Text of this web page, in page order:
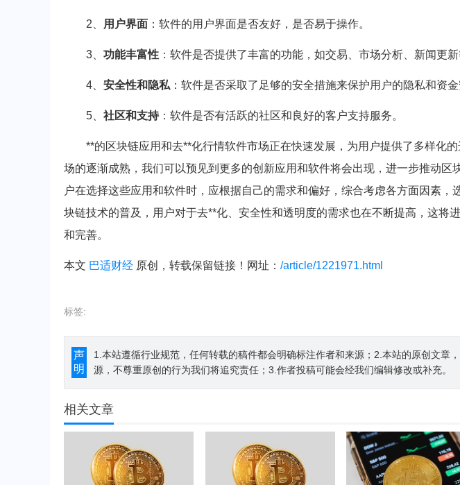
2、 用户界面 ：软件的用户界面是否友好，是否易于操作。
3、 功能丰富性 ：软件是否提供了丰富的功能，如交易、市场分析、新闻更新
4、 安全性和隐私 ：软件是否采取了足够的安全措施来保护用户的隐私和资金
5、 社区和支持：软件是否有活跃的社区和良好的客户支持服务。
**的区块链应用和去**化行情软件市场正在快速发展，为用户提供了多样化
场的逐渐成熟，我们可以预见到更多的创新应用和软件将会出现，进一步推动区
户在选择这些应用和软件时，应根据自己的需求和偏好，综合考虑各方面因素，
块链技术的普及，用户对于去**化、安全性和透明度的需求也在不断提高，这将
和完善。
本文 巴适财经 原创，转载保留链接！网址： /article/1221971.html
标签:
声
明
1.本站遵循行业规范，任何转载的稿件都会明确标注作者和来源；2.本站的原创文章
源，不尊重原创的行为我们将追究责任；3.作者投稿可能会经我们编辑修改或补充。
相关文章